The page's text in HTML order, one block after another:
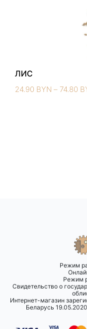
ЛИС
24.90 BYN – 74.80
Режим
Режим
Свидетельство о
Интернет-магазин
Беларусь